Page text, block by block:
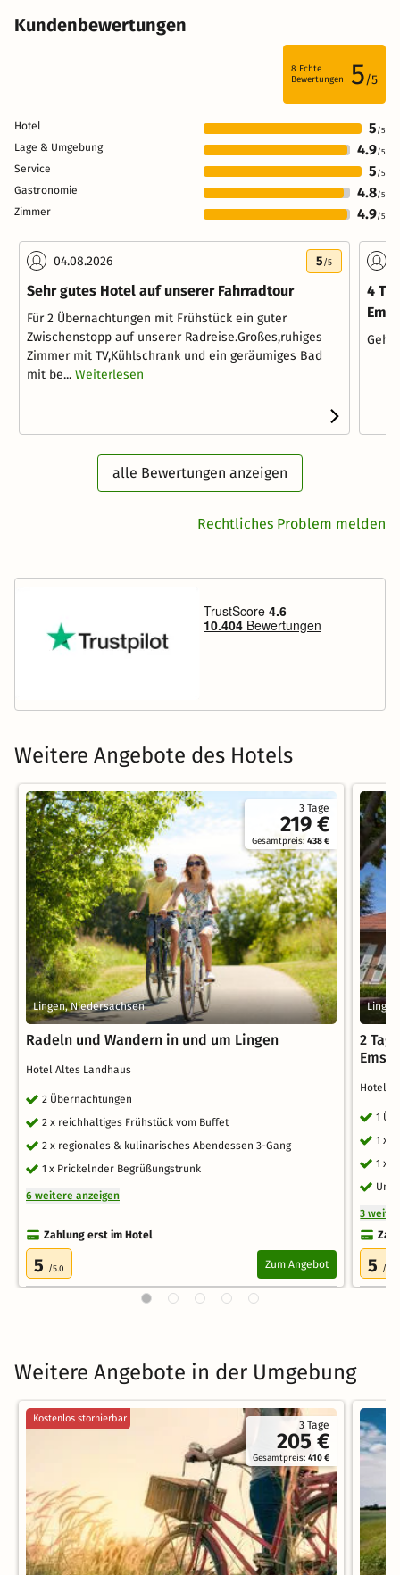
Kundenbewertungen
8 Echte
Bewertungen
5/5
Hotel 5 /5
Lage & Umgebung 4.9/5
Service 5 /5
Gastronomie 4.8/5
Zimmer 4.9/5
04.08.2026 5/5
Sehr gutes Hotel auf unserer Fahrradtour
Für 2 Übernachtungen mit Frühstück ein guter
Zwischenstopp auf unserer Radreise.Großes,ruhiges
Zimmer mit TV,Kühlschrank und ein geräumiges Bad
mit be... Weiterlesen
4
alle Bewertungen anzeigen
Rechtliches Problem melden
Weitere Angebote des Hotels
3 Tage
219 €
Gesamtpreis:438 €
Lingen, Niedersachsen
Radeln und Wandern in und um Lingen
Hotel Altes Landhaus
2 Übernachtungen
2 x reichhaltiges Frühstück vom Buffet
2 x regionales & kulinarisches Abendessen 3-Gang
1 x Prickelnder Begrüßungstrunk
6 weitere anzeigen
Zahlung erst im Hotel
5 /5.0 Zum Angebot
2
Hotel
1
1 x
1 x
3
5 /5.0
Weitere Angebote in der Umgebung
3 Tage
205 €
Gesamtpreis:410 €
Kostenlos stornierbar